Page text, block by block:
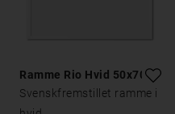
Ramme Rio Hvid 50x70
Svenskfremstillet ramme i